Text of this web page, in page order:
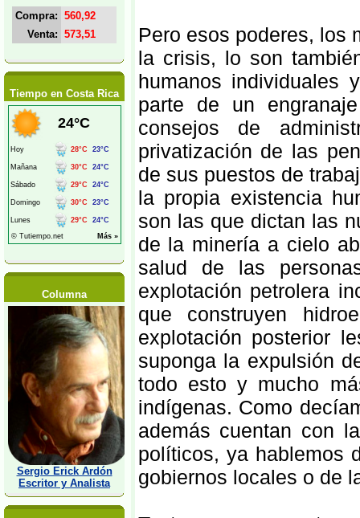
Compra: 560,92
Venta: 573,51
Tiempo en Costa Rica
Columna
Sergio Erick Ardón
Escritor y Analista
Pero esos poderes, los
la crisis, lo son
humanos individuales
parte de un
consejos de
privatización de las
de sus puestos de
la propia existencia
son las que dictan las
de la minería a cielo
salud de las
explotación petrolera
que construyen
explotación posterior
suponga la expulsión
todo esto y mucho
indígenas. Como
además cuentan con
políticos, ya hablemos
gobiernos locales o de